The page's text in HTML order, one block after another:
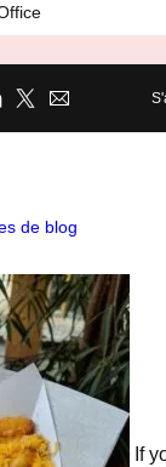
de blog
If